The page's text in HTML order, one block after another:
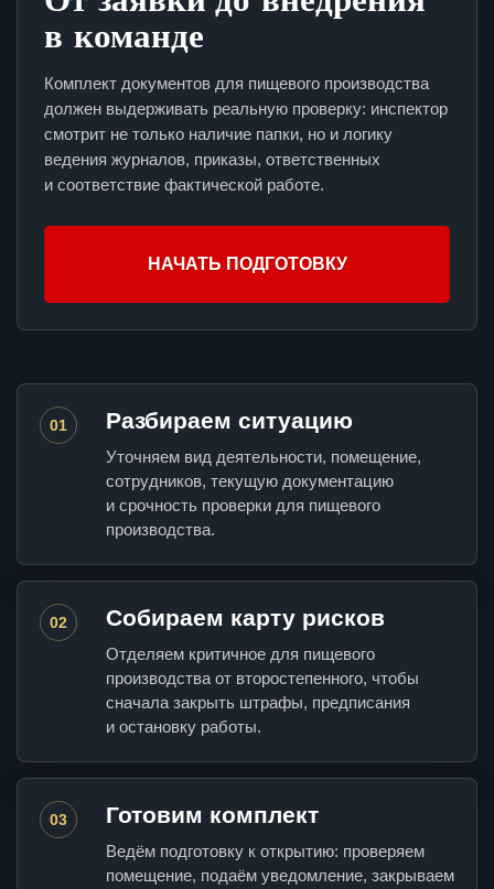
в команде
Комплект документов для пищевого производства
должен выдерживать реальную проверку: инспектор
смотрит не только наличие папки, но и логику
ведения журналов, приказы, ответственных
и соответствие фактической работе.
НАЧАТЬ ПОДГОТОВКУ
01 Разбираем ситуацию
Уточняем вид деятельности, помещение,
сотрудников, текущую документацию
и срочность проверки для пищевого
производства.
02 Собираем карту рисков
Отделяем критичное для пищевого
производства от второстепенного, чтобы
сначала закрыть штрафы, предписания
и остановку работы.
03 Готовим комплект
Ведём подготовку к открытию: проверяем
помещение, подаём уведомление, закрываем